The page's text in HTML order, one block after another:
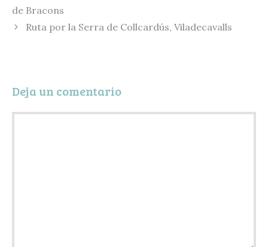
de Bracons
Ruta por la Serra de Collcardús, Viladecavalls
Deja un comentario